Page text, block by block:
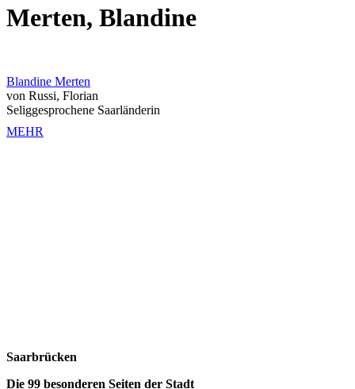
Merten, Blandine
Blandine Merten
von Russi, Florian
Seliggesprochene Saarländerin
MEHR
Saarbrücken
Die 99 besonderen Seiten der Stadt